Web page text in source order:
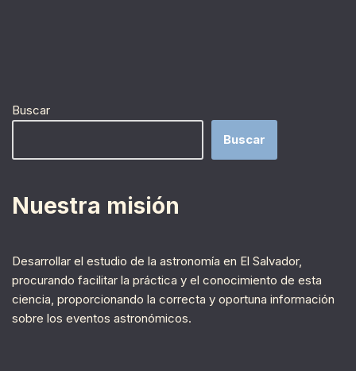
Buscar
Buscar
Nuestra misión
Desarrollar el estudio de la astronomía en El Salvador,
procurando facilitar la práctica y el conocimiento de esta
ciencia, proporcionando la correcta y oportuna información
sobre los eventos astronómicos.